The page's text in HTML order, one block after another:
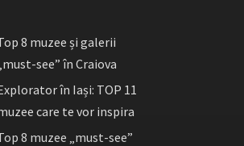
8 muzee și galerii
see” în Craiova
în Iași: TOP 11
care te vor inspira
8 muzee „must-see”